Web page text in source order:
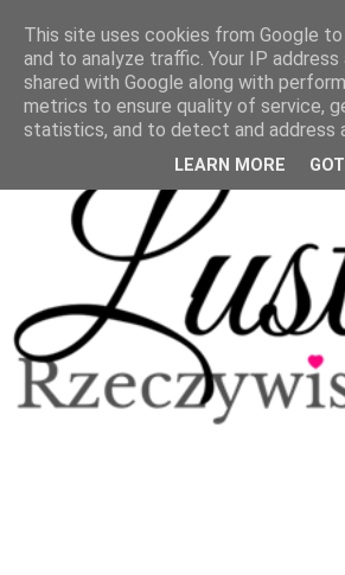
This site uses cookies from Google
and to analyze traffic. Your IP address
shared with Google along with
metrics to ensure quality of service,
statistics, and to detect and address
LEARN MORE